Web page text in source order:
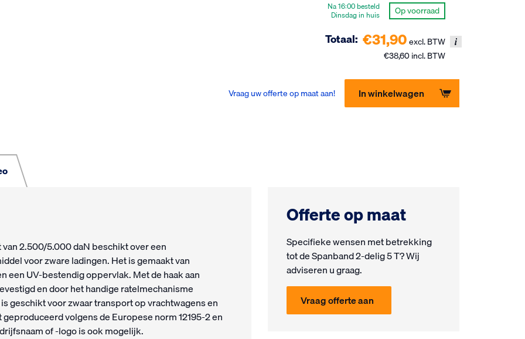
Op voorraad
Na 16:00 besteld
Dinsdag in huis
Totaal: €31,90excl. BTW
€38,60 incl. BTW
In winkelwagen
Vraag uw offerte op maat aan!
2.500/5.000 daN beschikt over een
voor zware ladingen. Het is gemaakt van
UV-bestendig oppervlak. Met de haak aan
en door het handige ratelmechanisme
geschikt voor zwaar transport op vrachtwagens en
volgens de Europese norm 12195-2 en
of -logo is ook mogelijk.
Offerte op maat
Specifieke wensen met be­trek­king
tot de Spanband 2-delig 5 T? Wij
ad­vi­seren u graag.
Vraag offerte aan